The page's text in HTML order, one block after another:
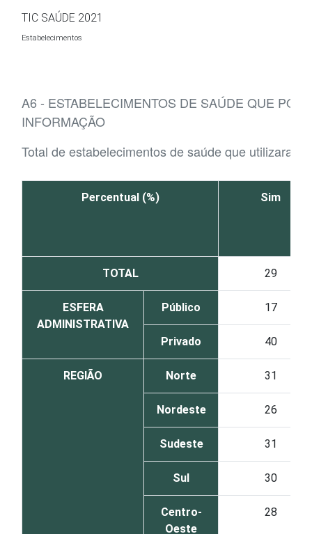
Ir para o conteúdo
TIC SAÚDE 2021
Estabelecimentos
A6 - ESTABELECIMENTOS DE SAÚDE QUE
INFORMAÇÃO
Total de estabelecimentos de saúde que utilizaram
Percentual (%) Sim
TOTAL 29
ESFERA
ADMINISTRATIVA
Público 17
Privado 40
REGIÃO Norte 31
Nordeste 26
Sudeste 31
Sul 30
Centro-
Oeste
28